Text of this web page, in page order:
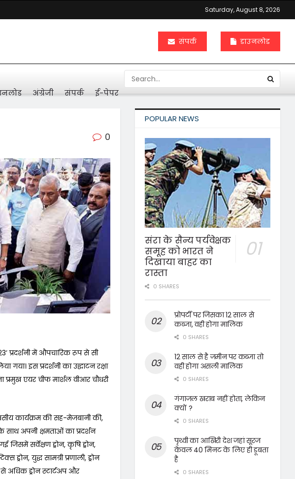
Saturday, August 8, 2026
संपर्क डाउनलोड
अंग्रेजी संपर्क ई-पेपर
0
प्रदर्शनी में औपचारिक रूप से सी
इस प्रदर्शनी का उद्घाटन रक्षा
एयर चीफ मार्शल वीआर चौधरी
कार्यक्रम की सह-मेजबानी की,
साथ अपनी क्षमताओं का प्रदर्शन
जिसमें सर्वेक्षण ड्रोन, कृषि ड्रोन,
ड्रोन, युद्ध सामग्री प्रणाली, ड्रोन
अधिक ड्रोन स्टार्टअप और
POPULAR NEWS
संरा के सैन्य पर्यवेक्षक
समूह को भारत ने
दिखाया बाहर का
रास्ता
0 SHARES
प्रोपर्टी पर जिसका 12 साल से
कब्जा, वही होगा मालिक
0 SHARES
12 साल से है जमीन पर कब्जा तो
वही होगा असली मालिक
0 SHARES
गंगाजल खराब नहीं होता, लेकिन
क्यों ?
0 SHARES
पृथ्वी का आखिरी देश जहां सूरज
केवल 40 मिनट के लिए ही डूबता
है
0 SHARES